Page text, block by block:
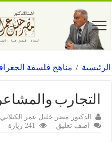
الرئيسية / مناهج فلسفة
التجارب والمشاعر
الدكتور مضر خليل عمر الكيلاني
اضف تعليق
241 زيارة